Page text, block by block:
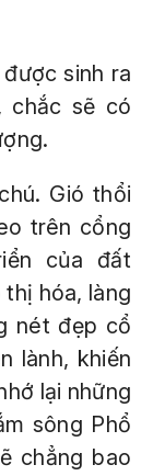
sinh ra
chắc sẽ có
Gió thổi
trên cổng
của đất
hóa, làng
nét đẹp cổ
lành, khiến
lại những
sông Phổ
chẳng bao